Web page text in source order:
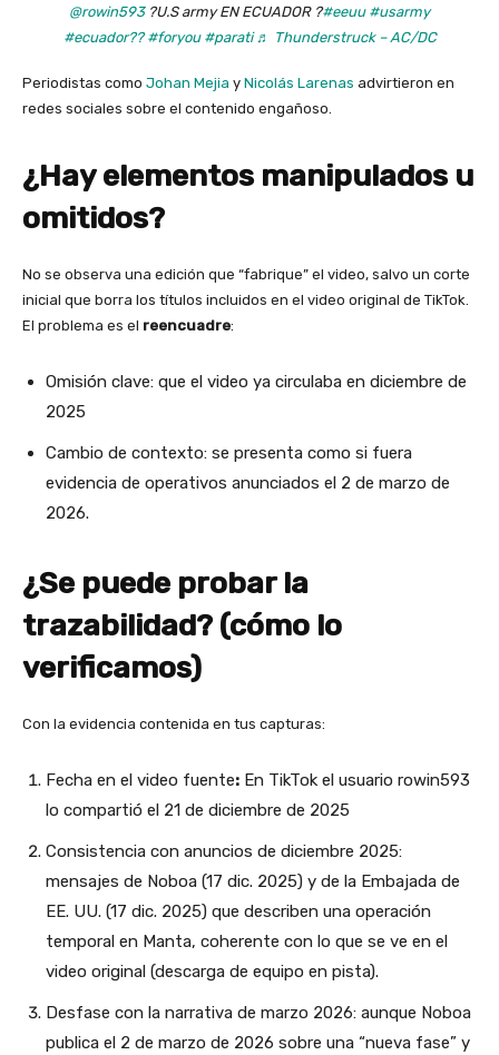
@rowin593?U.S army EN ECUADOR ?#eeuu #usarmy
#ecuador?? #foryou #parati ♬ Thunderstruck – AC/DC
Periodistas como Johan Mejia y Nicolás Larenas advirtieron en
redes sociales sobre el contenido engañoso.
¿Hay elementos manipulados u
omitidos?
No se observa una edición que “fabrique” el video, salvo un corte
inicial que borra los títulos incluidos en el video original de TikTok.
El problema es el reencuadre:
Omisión clave: que el video ya circulaba en diciembre de
2025
Cambio de contexto: se presenta como si fuera
evidencia de operativos anunciados el 2 de marzo de
2026.
¿Se puede probar la
trazabilidad? (cómo lo
verificamos)
Con la evidencia contenida en tus capturas:
Fecha en el video fuente: En TikTok el usuario rowin593
lo compartió el 21 de diciembre de 2025
Consistencia con anuncios de diciembre 2025:
mensajes de Noboa (17 dic. 2025) y de la Embajada de
EE. UU. (17 dic. 2025) que describen una operación
temporal en Manta, coherente con lo que se ve en el
video original (descarga de equipo en pista).
Desfase con la narrativa de marzo 2026: aunque Noboa
publica el 2 de marzo de 2026 sobre una “nueva fase” y